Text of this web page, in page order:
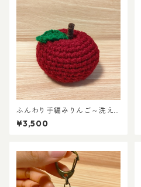
ふんわり手編みりんご～洗え
るインテリア雑貨～《茉ごこ
ろシンボル》
¥3,500